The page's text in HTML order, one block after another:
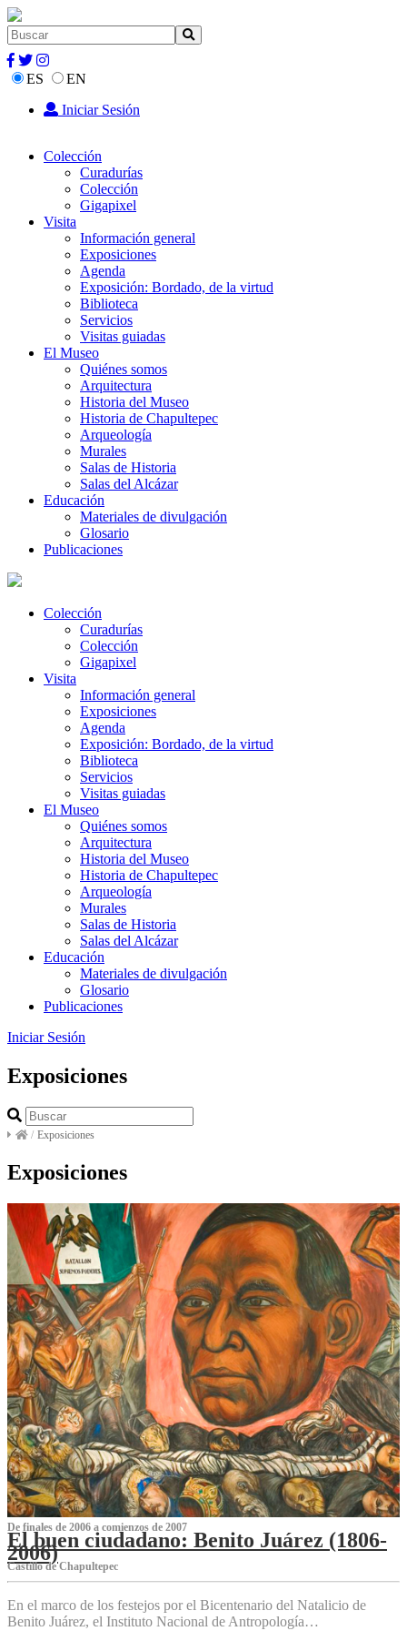
ES
EN
Iniciar Sesión
Colección
Curadurías
Colección
Gigapixel
Visita
Información general
Exposiciones
Agenda
Exposición: Bordado, de la virtud
Biblioteca
Servicios
Visitas guiadas
El Museo
Quiénes somos
Arquitectura
Historia del Museo
Historia de Chapultepec
Arqueología
Murales
Salas de Historia
Salas del Alcázar
Educación
Materiales de divulgación
Glosario
Publicaciones
Colección
Curadurías
Colección
Gigapixel
Visita
Información general
Exposiciones
Agenda
Exposición: Bordado, de la virtud
Biblioteca
Servicios
Visitas guiadas
El Museo
Quiénes somos
Arquitectura
Historia del Museo
Historia de Chapultepec
Arqueología
Murales
Salas de Historia
Salas del Alcázar
Educación
Materiales de divulgación
Glosario
Publicaciones
Iniciar Sesión
Exposiciones
/ Exposiciones
Exposiciones
De finales de 2006 a comienzos de 2007
El buen ciudadano: Benito Juárez (1806-
2006)
Castillo de Chapultepec
En el marco de los festejos por el Bicentenario del Natalicio de
Benito Juárez, el Instituto Nacional de Antropología…